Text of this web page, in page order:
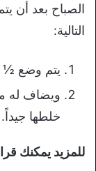
الصباح بعد أن
التالية:
يتم وضع ½
ويضاف له
خلطها جيداً.
للمزيد يمكنك